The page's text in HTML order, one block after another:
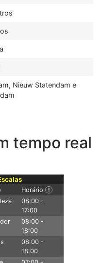
Nieuw Statendam e
tempo real
Horário !
08:00 -
17:00
08:00 -
18:00
08:00 -
18:00